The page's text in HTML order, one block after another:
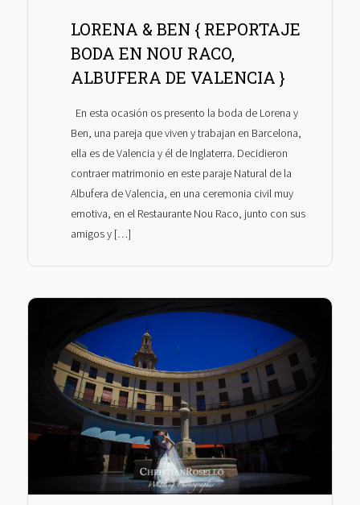
LORENA & BEN { REPORTAJE
BODA EN NOU RACO,
ALBUFERA DE VALENCIA }
En esta ocasión os presento la boda de Lorena y
Ben, una pareja que viven y trabajan en Barcelona,
ella es de Valencia y él de Inglaterra. Decidieron
contraer matrimonio en este paraje Natural de la
Albufera de Valencia, en una ceremonia civil muy
emotiva, en el Restaurante Nou Raco, junto con sus
amigos y […]